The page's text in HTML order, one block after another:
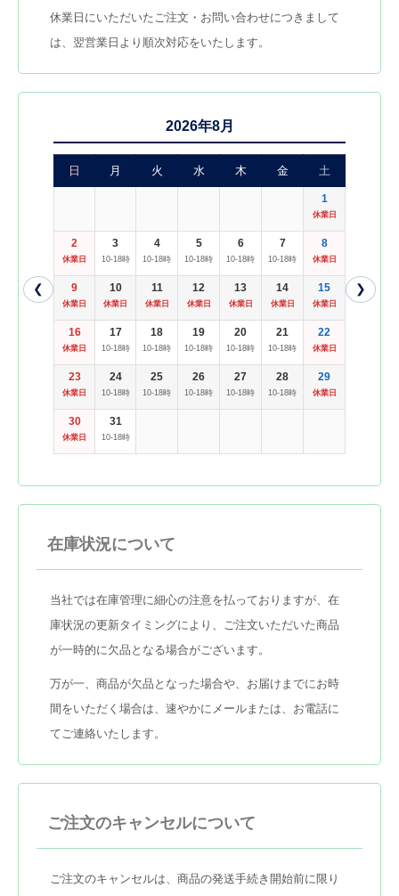
休業日にいただいたご注文・お問い合わせにつきまして
は、翌営業日より順次対応をいたします。
❮
2026年8月
日 月 火 水 木 金 土
1
休業日
2
休業日
3
10-18時
4
10-18時
5
10-18時
6
10-18時
7
10-18時
8
休業日
9
休業日
10
休業日
11
休業日
12
休業日
13
休業日
14
休業日
15
休業日
16
休業日
17
10-18時
18
10-18時
19
10-18時
20
10-18時
21
10-18時
22
休業日
23
休業日
24
10-18時
25
10-18時
26
10-18時
27
10-18時
28
10-18時
29
休業日
30
休業日
31
10-18時
❯
在庫状況について
当社では在庫管理に細心の注意を払っておりますが、在
庫状況の更新タイミングにより、ご注文いただいた商品
が一時的に欠品となる場合がございます。
万が一、商品が欠品となった場合や、お届けまでにお時
間をいただく場合は、速やかにメールまたは、お電話に
てご連絡いたします。
ご注文のキャンセルについて
ご注文のキャンセルは、商品の発送手続き開始前に限り